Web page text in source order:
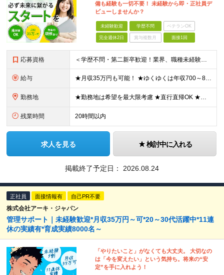
備も経験も一切不要！ 未経験から即・正社員デ
ビューしませんか？
未経験歓迎 学歴不問 ベテランOK
完全週休2日 賞与複数月 面接1回
応募資格 ＜学歴不問・第二新卒歓迎！業界、職種未経験歓迎！20代～30代活躍中＞ ★35歳以下の方（若年層の長期キャリア形成を図るため） ★フリーター・正社員未経験・社会人未経験OK ★転職回数が多い方もぜひ
給与 ★月収35万円も可能！ ★ゆくゆくは年収700～800万円も！ ★手当が多数あり ・残業手当（100％）★1分単位で支給 ・資格手当（最大月6万円） ・結婚/出産祝金（最大3万円） 【首都圏・北関東
勤務地 ★勤務地は希望を最大限考慮 ★直行直帰OK ★車通勤のエリアもあり ★研修は、下記いずれかの研修センターで行います ・東京校（東京本社とアクセスは同様） ・大阪校（大阪府大阪市中央区道修町 2-1-1
残業時間 20時間以内
求人を見る 検討中に入れる
掲載終了予定日： 2026.08.24
正社員 面接情報有 自己PR不要
株式会社アーキ・ジャパン
管理サポート｜未経験歓迎*月収35万円～可*20～30代活躍中*11連
休の実績有*育成実績8000名～
「やりたいこと」がなくても大丈夫。 大切なの
は「今を変えたい」という気持ち。将来の“安
定”を手に入れよう！